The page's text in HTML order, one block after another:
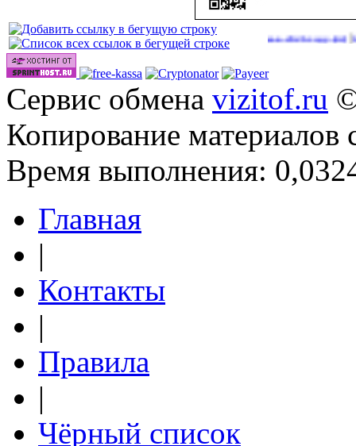
Сайты для заработка в 2026 году(44)|http://
Сервис обмена vizitof.ru
Копирование материалов
Время выполнения:
Главная
|
Контакты
|
Правила
|
Чёрный список